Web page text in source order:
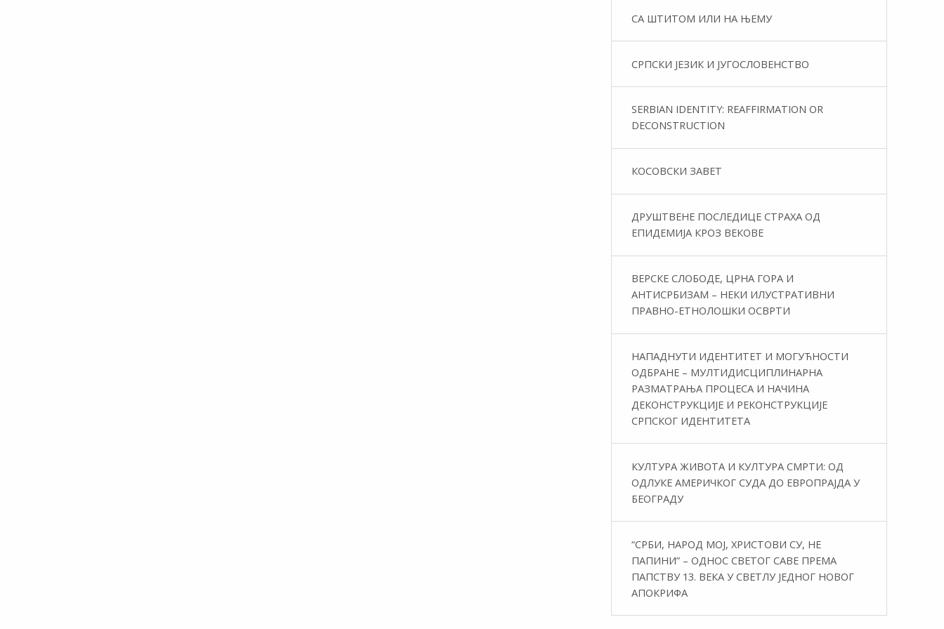
СА ШТИТОМ ИЛИ НА ЊЕМУ
СРПСКИ ЈЕЗИК И ЈУГОСЛОВЕНСТВО
SERBIAN IDENTITY: REAFFIRMATION OR
DECONSTRUCTION
КОСОВСКИ ЗАВЕТ
ДРУШТВЕНЕ ПОСЛЕДИЦЕ СТРАХА ОД
ЕПИДЕМИЈА КРОЗ ВЕКОВЕ
ВЕРСКЕ СЛОБОДЕ, ЦРНА ГОРА И
АНТИСРБИЗАМ – НЕКИ ИЛУСТРАТИВНИ
ПРАВНО-ЕТНОЛОШКИ ОСВРТИ
НАПАДНУТИ ИДЕНТИТЕТ И МОГУЋНОСТИ
ОДБРАНЕ – МУЛТИДИСЦИПЛИНАРНА
РАЗМАТРАЊА ПРОЦЕСА И НАЧИНА
ДЕКОНСТРУКЦИЈЕ И РЕКОНСТРУКЦИЈЕ
СРПСКОГ ИДЕНТИТЕТА
КУЛТУРА ЖИВОТА И КУЛТУРА СМРТИ: ОД
ОДЛУКЕ АМЕРИЧКОГ СУДА ДО ЕВРОПРАЈДА У
БЕОГРАДУ
“СРБИ, НАРОД МОЈ, ХРИСТОВИ СУ, НЕ
ПАПИНИ” – ОДНОС СВЕТОГ САВЕ ПРЕМА
ПАПСТВУ 13. ВЕКА У СВЕТЛУ ЈЕДНОГ НОВОГ
АПОКРИФА